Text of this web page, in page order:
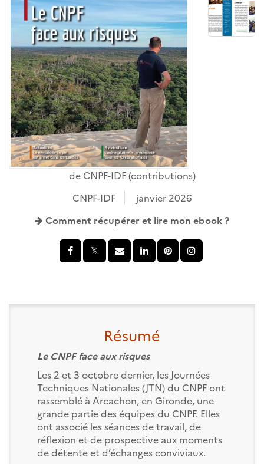
de CNPF-IDF(contributions)
CNPF-IDF
janvier 2026
Comment récupérer et lire mon ebook ?
Résumé
Le CNPF face aux risques
Les 2 et 3 octobre dernier, les Journées
Techniques Nationales (JTN) du CNPF ont
rassemblé à Arcachon, en Gironde, une
grande partie des équipes du CNPF. Elles
ont associé les séances de travail, de
réflexion et de prospective aux moments
de détente et d’échanges conviviaux.